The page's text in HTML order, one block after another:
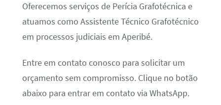
Oferecemos serviços de Perícia Grafotécnica e
atuamos como Assistente Técnico Grafotécnico
em processos judiciais em Aperibé.
Entre em contato conosco para solicitar um
orçamento sem compromisso. Clique no botão
abaixo para entrar em contato via WhatsApp.